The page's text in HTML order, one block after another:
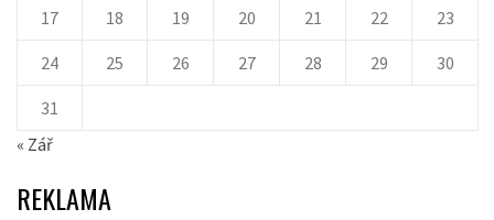
17 18 19 20 21 22 23
24 25 26 27 28 29 30
31
« Zář
REKLAMA